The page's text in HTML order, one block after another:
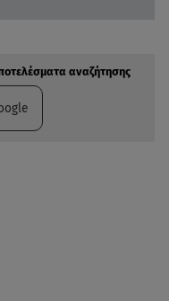
αναζήτησης